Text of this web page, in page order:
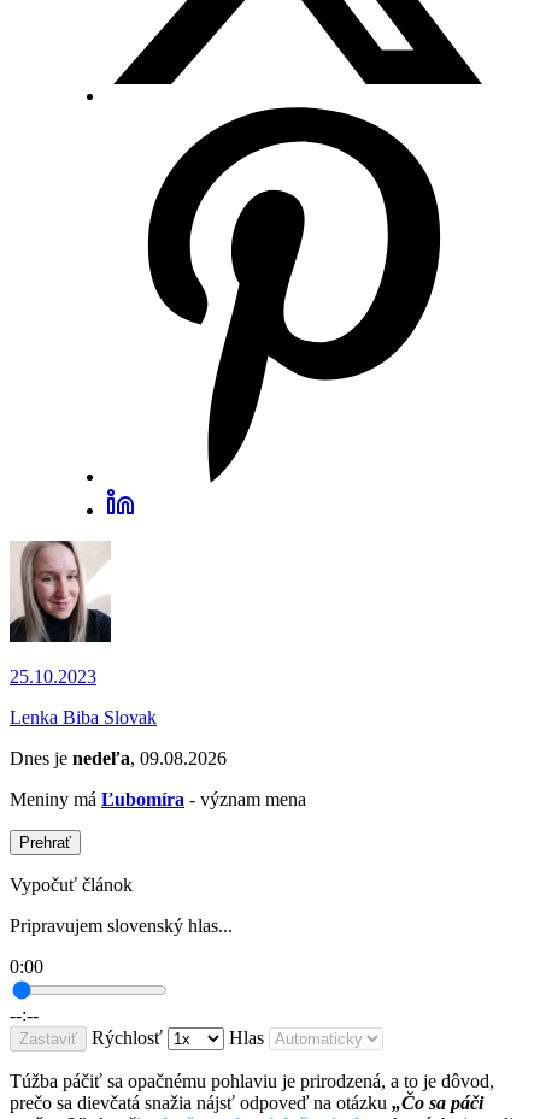
25.10.2023
Lenka Biba Slovak
Dnes je nedeľa, 09.08.2026
Meniny má Ľubomíra - význam mena
Prehrať
Vypočuť článok
Pripravujem slovenský hlas...
0:00
--:--
Zastaviť Rýchlosť Hlas
Túžba páčiť sa opačnému pohlaviu je prirodzená, a to je dôvod,
prečo sa dievčatá snažia nájsť odpoveď na otázku „Čo sa páči